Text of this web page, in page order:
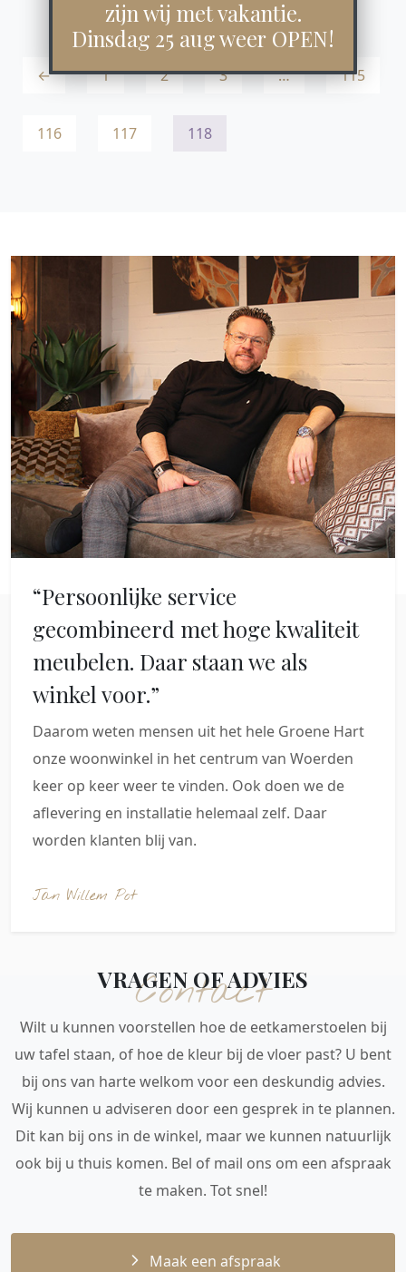
← 1 2 3 … 115
116 117 118
“Persoonlijke service
gecombineerd met hoge kwaliteit
meubelen. Daar staan we als
winkel voor.”
Daarom weten mensen uit het hele Groene Hart
onze woonwinkel in het centrum van Woerden
keer op keer weer te vinden. Ook doen we de
aflevering en installatie helemaal zelf. Daar
worden klanten blij van.
Jan Willem Pot
Contact
VRAGEN OF ADVIES
Wilt u kunnen voorstellen hoe de eetkamerstoelen bij
uw tafel staan, of hoe de kleur bij de vloer past? U bent
bij ons van harte welkom voor een deskundig advies.
Wij kunnen u adviseren door een gesprek in te plannen.
Dit kan bij ons in de winkel, maar we kunnen natuurlijk
ook bij u thuis komen. Bel of mail ons om een afspraak
te maken. Tot snel!
Maak een afspraak
zijn wij met vakantie.
Dinsdag 25 aug weer OPEN!